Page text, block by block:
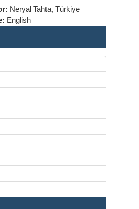
Neryal Tahta, Türkiye
English